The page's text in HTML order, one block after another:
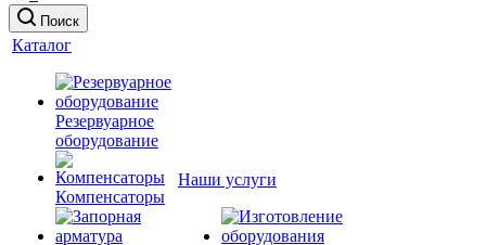
Поиск
Каталог
Резервуарное
оборудование
Компенсаторы
Наши услуги